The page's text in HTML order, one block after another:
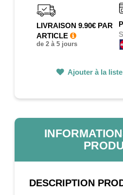
LIVRAISON 9.90€ PAR
ARTICLE
de 2 à 5 jours
Ajouter à la
DESCRIPTION